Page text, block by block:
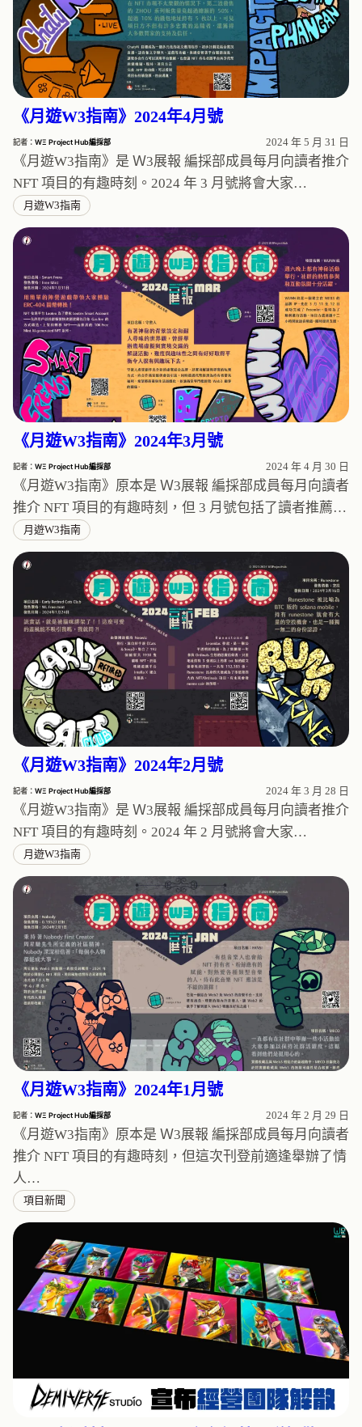
《月遊W3指南》2024年4月號
記者： WΞ Project Hub編採部 2024 年 5 月 31 日
《月遊W3指南》是 Ｗ3展報 編採部成員每月向讀者推介
NFT 項目的有趣時刻。2024 年 3 月號將會大家…
月遊W3指南
《月遊W3指南》2024年3月號
記者： WΞ Project Hub編採部 2024 年 4 月 30 日
《月遊W3指南》原本是 Ｗ3展報 編採部成員每月向讀者
推介 NFT 項目的有趣時刻，但 3 月號包括了讀者推薦…
月遊W3指南
《月遊W3指南》2024年2月號
記者： WΞ Project Hub編採部 2024 年 3 月 28 日
《月遊W3指南》是 Ｗ3展報 編採部成員每月向讀者推介
NFT 項目的有趣時刻。2024 年 2 月號將會大家…
月遊W3指南
《月遊W3指南》2024年1月號
記者： WΞ Project Hub編採部 2024 年 2 月 29 日
《月遊W3指南》原本是 Ｗ3展報 編採部成員每月向讀者
推介 NFT 項目的有趣時刻，但這次刊登前適逢舉辦了情
人…
項目新聞